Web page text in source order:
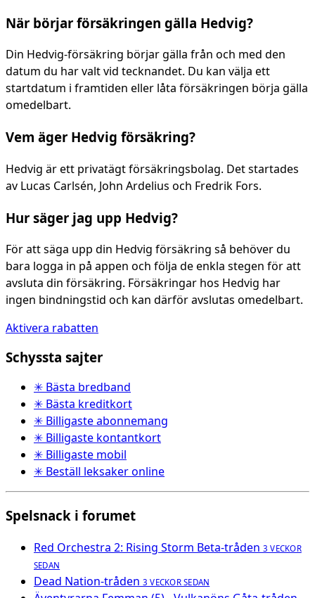
När börjar försäkringen gälla Hedvig?
Din Hedvig-försäkring börjar gälla från och med den
datum du har valt vid tecknandet. Du kan välja ett
startdatum i framtiden eller låta försäkringen börja gälla
omedelbart.
Vem äger Hedvig försäkring?
Hedvig är ett privatägt försäkringsbolag. Det startades
av Lucas Carlsén, John Ardelius och Fredrik Fors.
Hur säger jag upp Hedvig?
För att säga upp din Hedvig försäkring så behöver du
bara logga in på appen och följa de enkla stegen för att
avsluta din försäkring. Försäkringar hos Hedvig har
ingen bindningstid och kan därför avslutas omedelbart.
Aktivera rabatten
Schyssta sajter
✳ Bästa bredband
✳ Bästa kreditkort
✳ Billigaste abonnemang
✳ Billigaste kontantkort
✳ Billigaste mobil
✳ Beställ leksaker online
Spelsnack i forumet
Red Orchestra 2: Rising Storm Beta-tråden 3 VECKOR
SEDAN
Dead Nation-tråden 3 VECKOR SEDAN